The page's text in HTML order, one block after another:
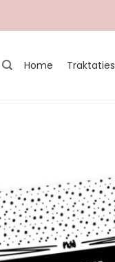
Home Traktaties